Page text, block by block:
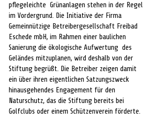
pflegeleichte  Grünanlagen stehen in der Regel
im Vordergrund. Die Initiative der Firma
Gemeinnützige Betreibergesellschaft Freibad
Eschede mbH, im Rahmen einer baulichen
Sanierung die ökologische Aufwertung  des
Geländes mitzuplanen, wird deshalb von der
Stiftung begrüßt. Die Betreiber zeigen damit
ein über ihren eigentlichen Satzungszweck
hinausgehendes Engagement für den
Naturschutz, das die Stiftung bereits bei
Golfclubs oder einem Schützenverein förderte.